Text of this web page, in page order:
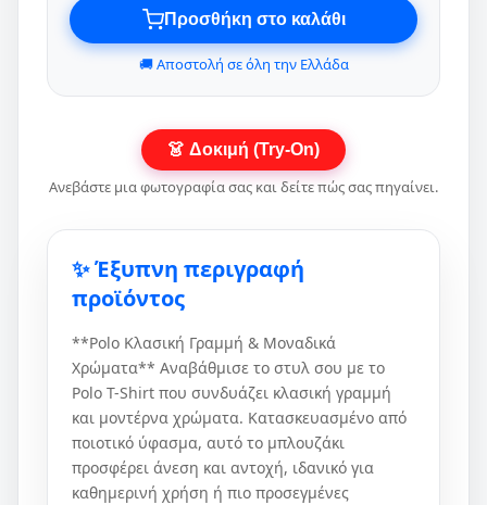
Προσθήκη στο καλάθι
🚚 Αποστολή σε όλη την Ελλάδα
👗 Δοκιμή (Try‑On)
Ανεβάστε μια φωτογραφία σας και δείτε πώς σας πηγαίνει.
✨ Έξυπνη περιγραφή
προϊόντος
**Polo Κλασική Γραμμή & Μοναδικά
Χρώματα** Αναβάθμισε το στυλ σου με το
Polo T-Shirt που συνδυάζει κλασική γραμμή
και μοντέρνα χρώματα. Κατασκευασμένο από
ποιοτικό ύφασμα, αυτό το μπλουζάκι
προσφέρει άνεση και αντοχή, ιδανικό για
καθημερινή χρήση ή πιο προσεγμένες